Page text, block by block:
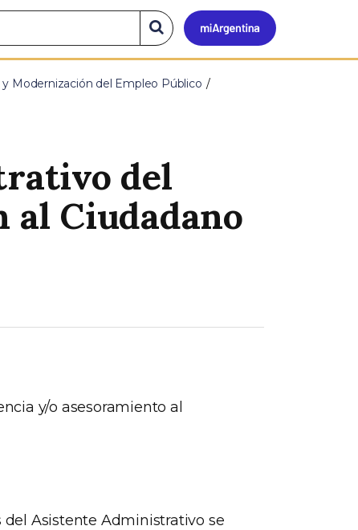
Mi
Buscar
en
el
sitio
y Modernización del Empleo Público
del
al Ciudadano
y/o asesoramiento al
Asistente Administrativo se